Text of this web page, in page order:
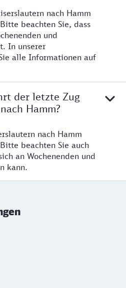
nach Hamm
beachten Sie, dass
und
In unserer
alle Informationen auf
der letzte Zug
Hamm?
nach Hamm
beachten Sie auch
an Wochenenden und
kann.